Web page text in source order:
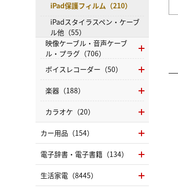
iPad保護フィルム（210）
iPadスタイラスペン・ケーブ
ル他（55）
映像ケーブル・音声ケーブ
ル・プラグ（706）
ボイスレコーダー（50）
楽器（188）
カラオケ（20）
カー用品（154）
電子辞書・電子書籍（134）
生活家電（8445）